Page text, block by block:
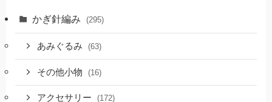
かぎ針編み (295)
あみぐるみ (63)
その他小物 (16)
アクセサリー (172)